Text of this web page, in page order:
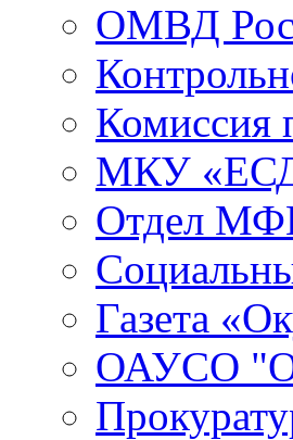
ОМВД
Комиссия
МКУ
Отдел
Газета
ОАУСО